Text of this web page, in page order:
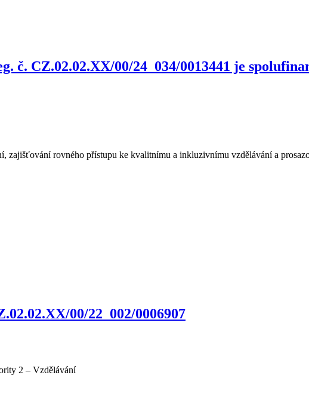
č. CZ.02.02.XX/00/24_034/0013441 je
zajišťování rovného přístupu ke kvalitnímu a inkluzivnímu vzdělávání a
00/22_002/0006907
2 – Vzdělávání